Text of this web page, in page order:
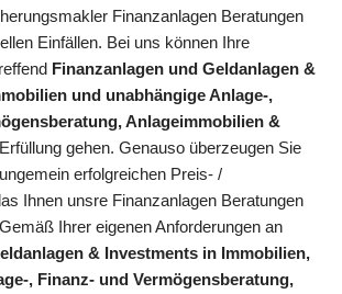
Finanzanlagen Beratungen
Einfällen. Bei uns können Ihre
Finanzanlagen und Geldanlagen &
und unabhängige Anlage-,
Anlageimmobilien &
gehen. Genauso überzeugen Sie
erfolgreichen Preis- /
Ihnen unsre Finanzanlagen Beratungen
Ihrer eigenen Anforderungen an
& Investments in Immobilien,
, Finanz- und Vermögensberatung,